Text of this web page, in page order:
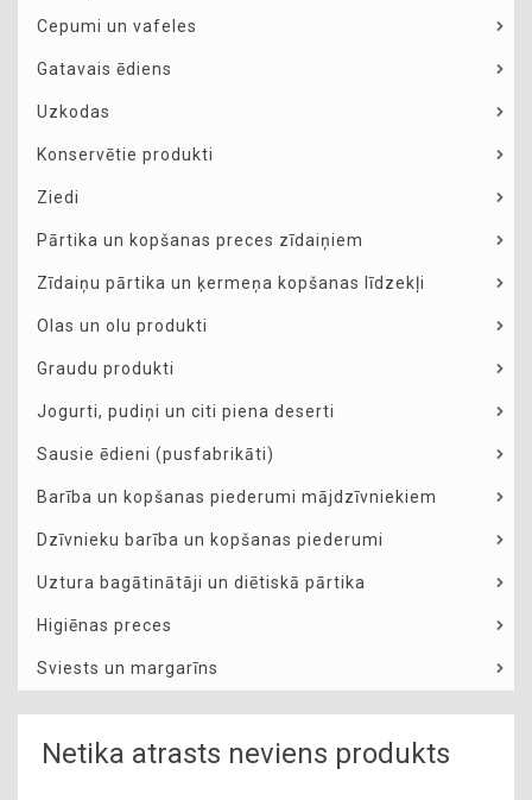
Cepumi un vafeles
Gatavais ēdiens
Uzkodas
Konservētie produkti
Ziedi
Pārtika un kopšanas preces zīdaiņiem
Zīdaiņu pārtika un ķermeņa kopšanas līdzekļi
Olas un olu produkti
Graudu produkti
Jogurti, pudiņi un citi piena deserti
Sausie ēdieni (pusfabrikāti)
Barība un kopšanas piederumi mājdzīvniekiem
Dzīvnieku barība un kopšanas piederumi
Uztura bagātinātāji un diētiskā pārtika
Higiēnas preces
Sviests un margarīns
Netika atrasts neviens produkts